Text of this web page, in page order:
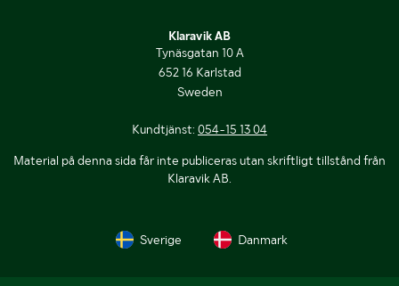
Klaravik AB
Tynäsgatan 10 A
652 16 Karlstad
Sweden
Kundtjänst: 054-15 13 04
Material på denna sida får inte publiceras utan skriftligt tillstånd från
Klaravik AB.
Sverige Danmark